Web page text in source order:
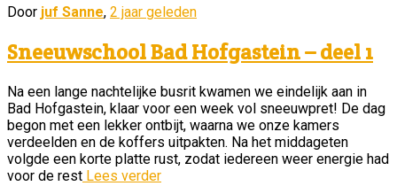
Door juf Sanne, 2 jaar geleden
Sneeuwschool Bad Hofgastein – deel 1
Na een lange nachtelijke busrit kwamen we eindelijk aan in
Bad Hofgastein, klaar voor een week vol sneeuwpret! De dag
begon met een lekker ontbijt, waarna we onze kamers
verdeelden en de koffers uitpakten. Na het middageten
volgde een korte platte rust, zodat iedereen weer energie had
voor de rest Lees verder